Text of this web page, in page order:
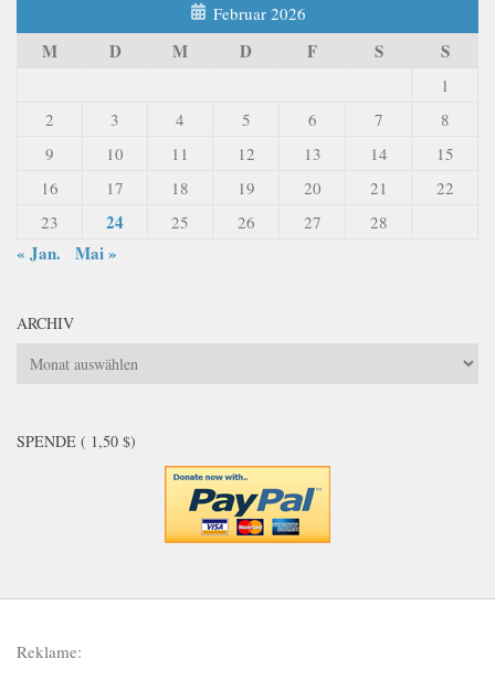
Februar 2026
M D M D F S S
1
2
3 4 5 6 7
8
9
10 11 12 13 14
15
16
17 18 19 20 21
22
23
24 25 26 27 28
« Jan. Mai »
ARCHIV
Archiv
SPENDE ( 1,50 $)
Reklame: